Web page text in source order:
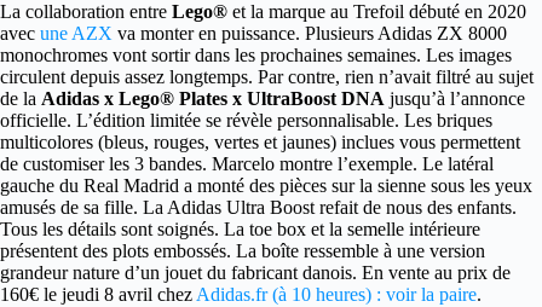
La collaboration entre Lego® et la marque au Trefoil débuté en 2020
avec une AZX va monter en puissance. Plusieurs Adidas ZX 8000
monochromes vont sortir dans les prochaines semaines. Les images
circulent depuis assez longtemps. Par contre, rien n’avait filtré au sujet
de la Adidas x Lego® Plates x UltraBoost DNA jusqu’à l’annonce
officielle. L’édition limitée se révèle personnalisable. Les briques
multicolores (bleus, rouges, vertes et jaunes) inclues vous permettent
de customiser les 3 bandes. Marcelo montre l’exemple. Le latéral
gauche du Real Madrid a monté des pièces sur la sienne sous les yeux
amusés de sa fille. La Adidas Ultra Boost refait de nous des enfants.
Tous les détails sont soignés. La toe box et la semelle intérieure
présentent des plots embossés. La boîte ressemble à une version
grandeur nature d’un jouet du fabricant danois. En vente au prix de
160€ le jeudi 8 avril chez Adidas.fr (à 10 heures) : voir la paire.